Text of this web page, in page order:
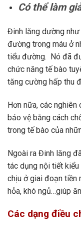
Có thể làm
Đinh lăng dường
đường trong máu ở
tiểu đường. Nó đã
chức năng tế bào
tăng cường hấp thu
Hơn nữa, các
bảo vệ bằng cách
trong tế bào của
Ngoài ra Đinh lăng
tác dụng nội tiết
chịu ở giai đoạn tiền
hỏa, khó ngủ…giúp
Các dạng điều